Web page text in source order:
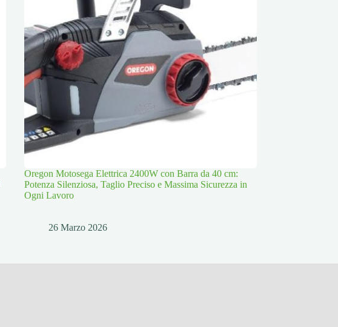
Oregon Motosega Elettrica 2400W con Barra da 40 cm:
Potenza Silenziosa, Taglio Preciso e Massima Sicurezza in
Ogni Lavoro
26 Marzo 2026